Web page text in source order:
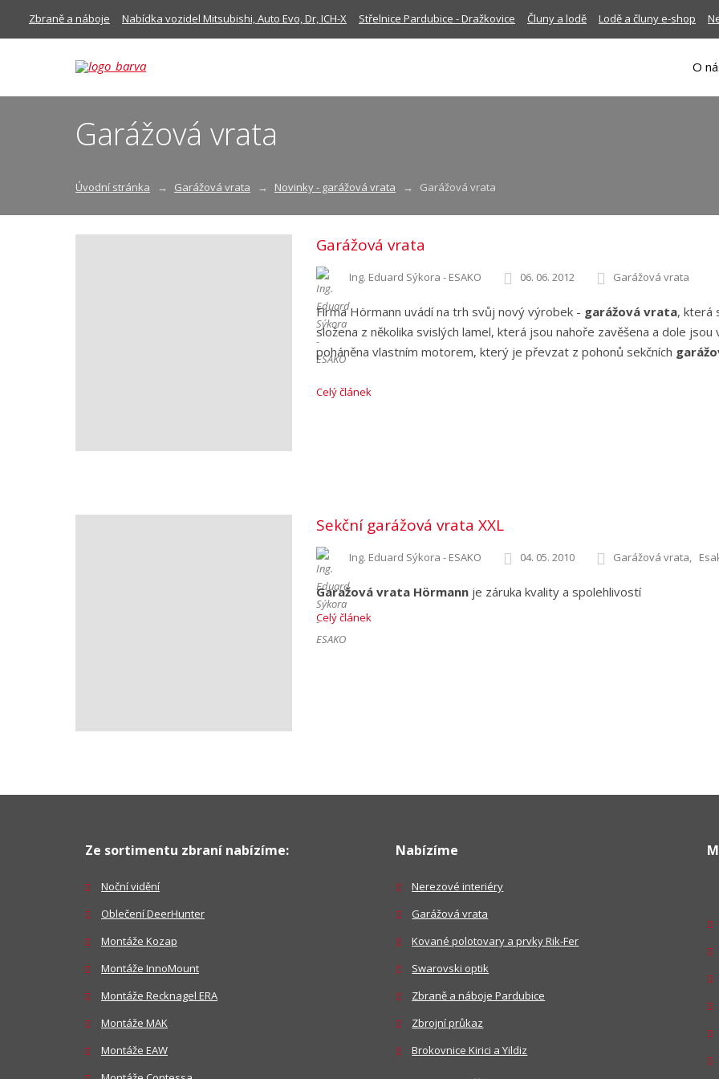
Zbraně a náboje Nabídka vozidel Mitsubishi, Auto Evo, Dr, ICH-X Střelnice Pardubice - Dražkovice Čluny a lodě Lodě a čluny e-shop
O
Garážová vrata
Úvodní stránka Garážová vrata Novinky - garážová vrata Garážová vrata
Garážová vrata
Ing. Eduard Sýkora - ESAKO 06. 06. 2012 Garážová vrata
Firma Hörmann uvádí na trh svůj nový výrobek - garážová vrata, která
složena z několika svislých lamel, která jsou nahoře zavěšena a dole
poháněna vlastním motorem, který je převzat z pohonů sekčních
Celý článek
Sekční garážová vrata XXL
Ing. Eduard Sýkora - ESAKO 04. 05. 2010 Garážová vrata
Garažová vrata Hörmann je záruka kvality a spolehlivostí
Celý článek
Ze sortimentu zbraní nabízíme:
Noční vidění
Oblečení DeerHunter
Montáže Kozap
Montáže InnoMount
Montáže Recknagel ERA
Montáže MAK
Montáže EAW
Nabízíme
Nerezové interiéry
Garážová vrata
Kované polotovary a prvky Rik-Fer
Swarovski optik
Zbraně a náboje Pardubice
Zbrojní průkaz
Brokovnice Kirici a Yildiz